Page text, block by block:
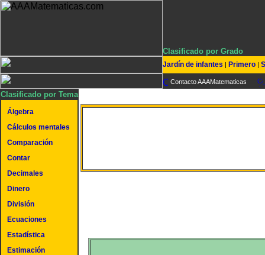
Clasificado por Grado
Jardín de infantes | Primero |
Contacto AAAMatematicas
Clasificado por Tema
Álgebra
Cálculos mentales
Comparación
Contar
Decimales
Dinero
División
Ecuaciones
Estadística
Estimación